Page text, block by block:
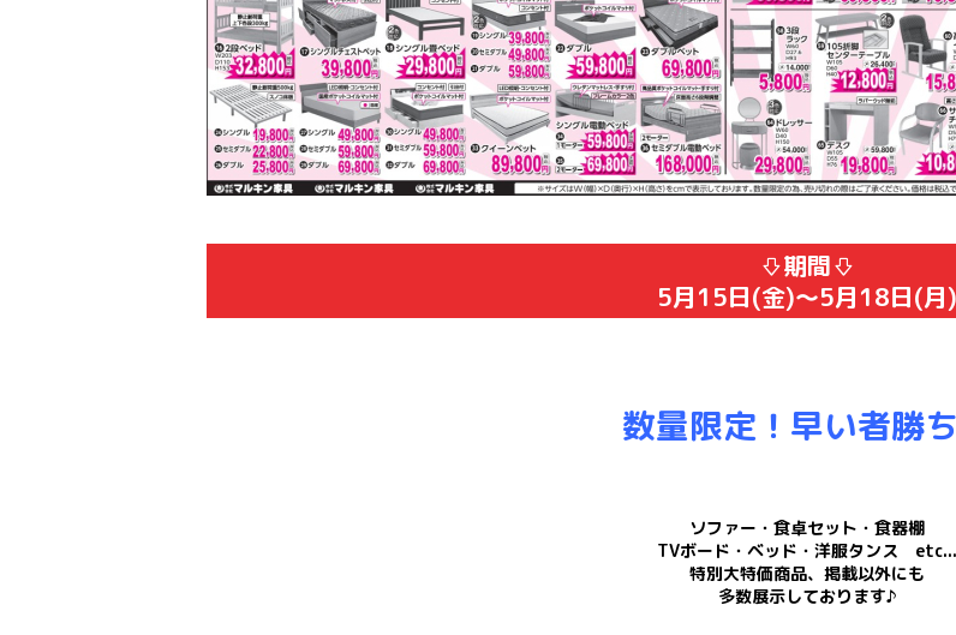
⇩期間⇩
5月15日(金)～5月18日(月)
数量限定！早い者勝ち
ソファー・食卓セット・食器棚
TVボード・ベッド・洋服タンス etc...
特別大特価商品、掲載以外にも
多数展示しております♪